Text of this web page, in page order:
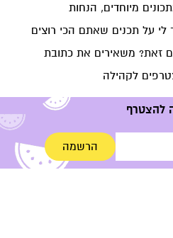
מיוחדים, הנחות
לי על תכנים שאתם הכי רוצים
זאת? משאירים את כתובת
לקהילה
להצטרף
הרשמה